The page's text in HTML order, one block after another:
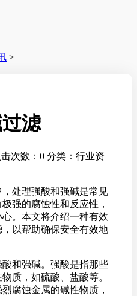
>
滤
击次数：0 分类：行业资
处理强酸和强碱是常见
强的腐蚀性和反应性，
。本文将介绍一种有效
以帮助确保安全有效地
和强碱。强酸是指那些
质，如硫酸、盐酸等。
腐蚀金属的碱性物质，